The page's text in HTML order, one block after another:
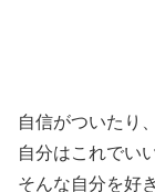
自信がついたり、
自分はこれでい
そんな自分を好